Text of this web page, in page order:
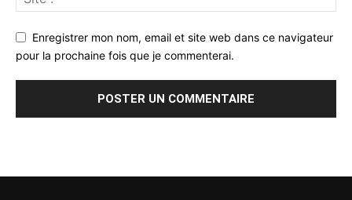
Enregistrer mon nom, email et site web dans ce navigateur
pour la prochaine fois que je commenterai.